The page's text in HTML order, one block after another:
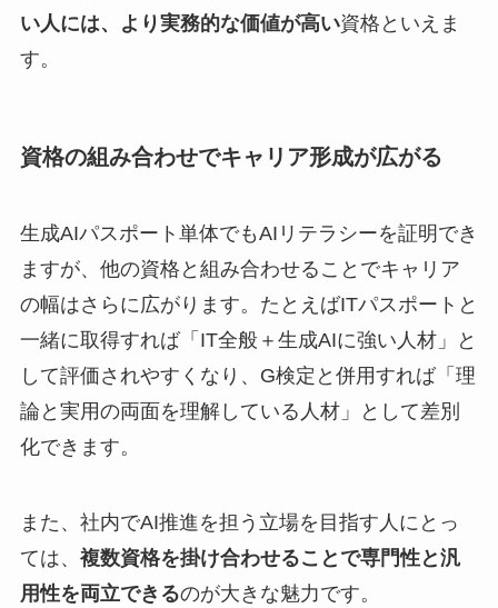
い人には、より実務的な価値が高い資格といえま
す。
資格の組み合わせでキャリア形成が広がる
生成AIパスポート単体でもAIリテラシーを証明でき
ますが、他の資格と組み合わせることでキャリア
の幅はさらに広がります。たとえばITパスポートと
一緒に取得すれば「IT全般＋生成AIに強い人材」と
して評価されやすくなり、G検定と併用すれば「理
論と実用の両面を理解している人材」として差別
化できます。
また、社内でAI推進を担う立場を目指す人にとっ
ては、 複数資格を掛け合わせることで専門性と汎
用性を両立できるのが大きな魅力です。